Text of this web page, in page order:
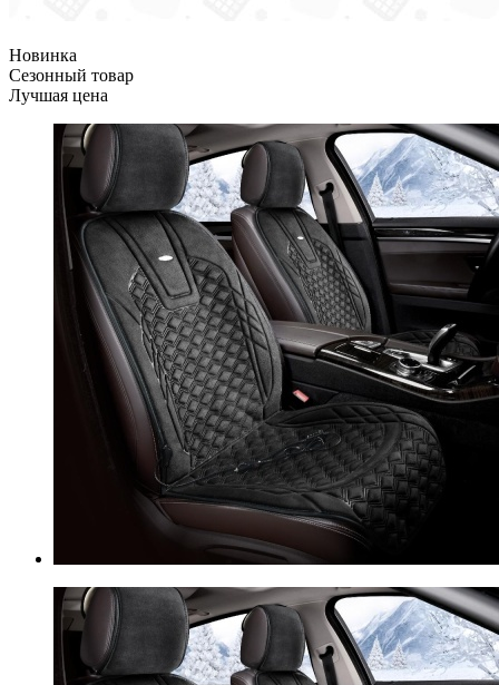
Новинка
Сезонный товар
Лучшая цена